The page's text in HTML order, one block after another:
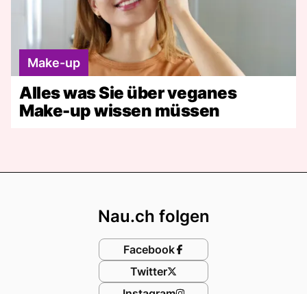
Make-up
Alles was Sie über veganes
Make-up wissen müssen
Nau.ch folgen
Facebook
Twitter